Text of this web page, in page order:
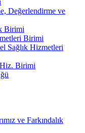
Değerlendirme ve
Birimi
Birimi
Sağlık Hizmetleri
Birimi
ve Farkındalık